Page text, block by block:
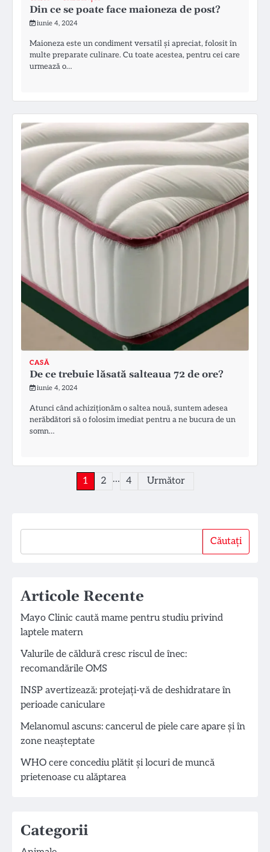
Din ce se poate face maioneza de post?
iunie 4, 2024
Maioneza este un condiment versatil și apreciat, folosit în
multe preparate culinare. Cu toate acestea, pentru cei care
urmează o…
CASĂ
De ce trebuie lăsată salteaua 72 de ore?
iunie 4, 2024
Atunci când achiziționăm o saltea nouă, suntem adesea
nerăbdători să o folosim imediat pentru a ne bucura de un
somn…
1 2 … 4 Următor
Căutați
Articole Recente
Mayo Clinic caută mame pentru studiu privind
laptele matern
Valurile de căldură cresc riscul de înec:
recomandările OMS
INSP avertizează: protejați-vă de deshidratare în
perioade caniculare
Melanomul ascuns: cancerul de piele care apare și în
zone neașteptate
WHO cere concediu plătit și locuri de muncă
prietenoase cu alăptarea
Categorii